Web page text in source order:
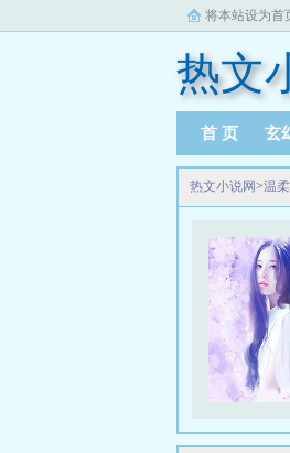
将本站设为首
热文
首 页 玄
热文小说网>温